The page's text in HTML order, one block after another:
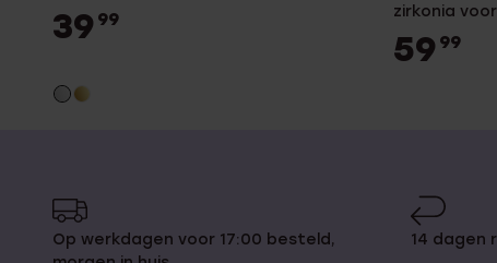
39 99
zirkonia
59 99
Op werkdagen voor 17:00 besteld,
14 dagen